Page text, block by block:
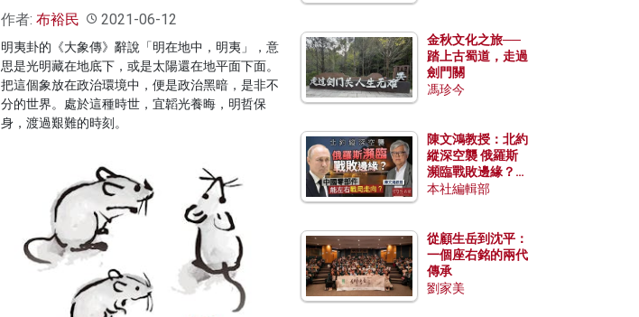
作者: 布裕民 2021-06-12
明夷卦的《大象傳》辭說「明在地中，明夷」，意
思是光明藏在地底下，或是太陽還在地平面下面。
把這個象放在政治環境中，便是政治黑暗，是非不
分的世界。處於這種時世，宜韜光養晦，明哲保
身，渡過艱難的時刻。
金秋文化之旅──
踏上古蜀道，走過
劍門關
馮珍今
陳文鴻教授：北約
縱深空襲 俄羅斯
瀕臨戰敗邊緣？中
國零部件能左右戰
本社編輯部
從顧生岳到沈平：
一個座右銘的兩代
傳承
劉家美